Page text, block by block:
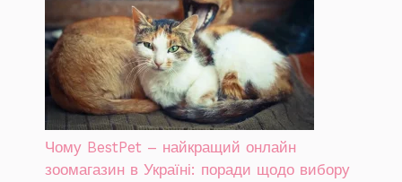
Чому BestPet – найкращий онлайн
зоомагазин в Україні: поради щодо вибору